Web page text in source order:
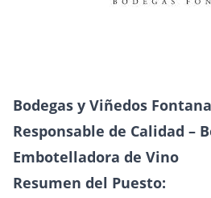
Bodegas y Viñedos
Responsable de Calidad –
Embotelladora de Vino
Resumen del Puesto: